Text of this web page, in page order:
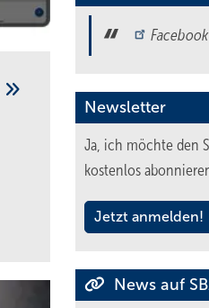
Facebook
Newsletter
Ja, ich möchte den
kostenlos
Jetzt anmelden!
News auf